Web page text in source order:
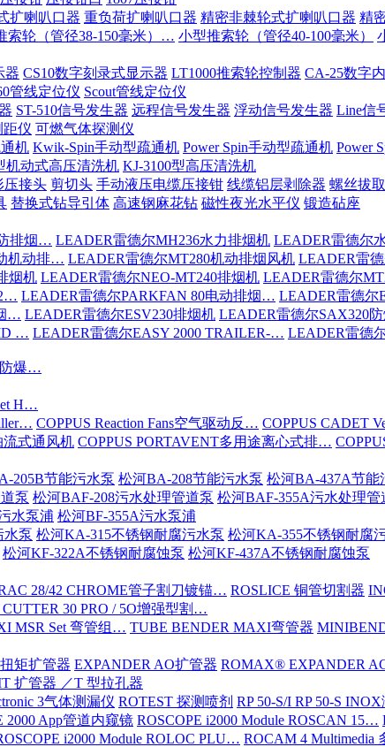
扩喇叭口器 重负荷扩喇叭口器 精密非棘轮式扩喇叭口器 精
索轮（管径38-150毫米）… 小型推索轮（管径40-100毫米）
器 CS10数字刻录式显示器 LT1000推索轮控制器 CA-25数字
管线定位仪 Scout管线定位仪
ST-510信号发生器 远程信号发生器 浮动信号发生器 Line信
距仪 可燃气体探测仪
机 Kwik-Spin手动型疏通机 Power Spin手动型疏通机 Power
机动式高压清洗机 KJ-3100型高压清洗机
压接头 剪切头 手动液压电缆压接钳 线缆铝层剥除器 螺丝拔
替换式钻导引体 高速钢麻花钻 磁性夜光水平仪 锻造砧座
排烟… LEADER雷德尔MH236水力排烟机 LEADER雷德尔
机动排… LEADER雷德尔MT280机动排烟风机 LEADER雷
烟机 LEADER雷德尔NEO-MT240排烟机 LEADER雷德尔
LEADER雷德尔PARKFAN 80电动排烟… LEADER雷德尔
… LEADER雷德尔ESV230排烟机 LEADER雷德尔SAX320
… LEADER雷德尔EASY 2000 TRAILER-… LEADER雷德
防爆…
H…
COPPUS Reaction Fans空气驱动反… COPPUS CADET
流式通风机 COPPUS PORTAVENT多用途离心式排…
205B节能污水泵 松河BA-208节能污水泵 松河BA-437A节能
泵 松河BAF-208污水处理管道泵 松河BAF-355A污水处理管
水泵浦 松河BF-355A污水泵浦
水泵 松河KA-315不锈钢耐腐污水泵 松河KA-355不锈钢耐腐
松河KF-322A不锈钢耐腐蚀泵 松河KF-437A不锈钢耐腐蚀泵
28/42 CHROME管子割刀镀锚… ROSLICE 铜管切割器
30 PRO / 5O增强型割…
MSR Set 弯管组… TUBE BENDER MAXI弯管器
矩扩管器 EXPANDER AO扩管器 ROMAX® EXPANDER
扩管器 ／T 型拉孔器
3气体测漏仪 ROTEST 探测喷剂 RP 50-S/I RP 50-S
2000 App管道内窥镜 ROSCOPE i2000 Module ROSCAN 15…
i2000 Module ROLOC PLU… ROCAM 4 Multimedia